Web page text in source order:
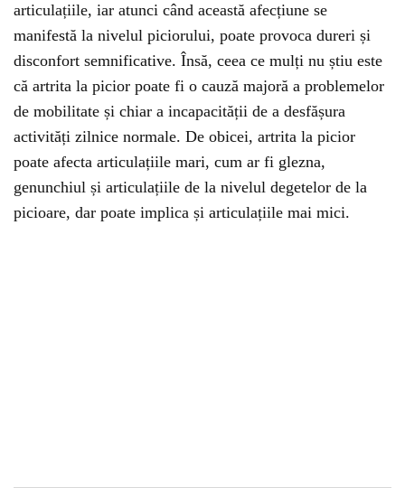
articulațiile, iar atunci când această afecțiune se
manifestă la nivelul piciorului, poate provoca dureri și
disconfort semnificative. Însă, ceea ce mulți nu știu este
că artrita la picior poate fi o cauză majoră a problemelor
de mobilitate și chiar a incapacității de a desfășura
activități zilnice normale. De obicei, artrita la picior
poate afecta articulațiile mari, cum ar fi glezna,
genunchiul și articulațiile de la nivelul degetelor de la
picioare, dar poate implica și articulațiile mai mici.